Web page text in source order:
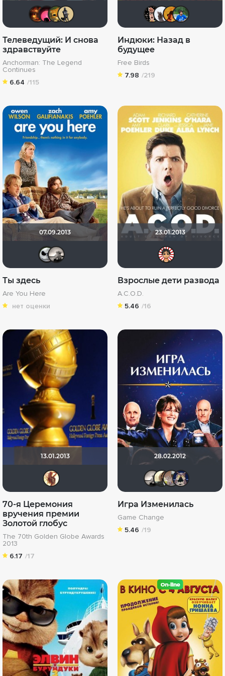
[Rec]омендатель
Телеведущий: И снова
здравствуйте
Anchorman: The Legend
Continues
6.64 /115
Индюки: Назад в
будущее
Free Birds
7.98 /219
07.09.2013
Ты здесь
Are You Here
нет оценки
23.01.2013
Взрослые дети развода
A.C.O.D.
5.46 /16
13.01.2013
70-я Церемония
вручения премии
Золотой глобус
The 70th Golden Globe Awards
2013
6.17 /17
28.02.2012
Игра Изменилась
Game Change
5.46 /19